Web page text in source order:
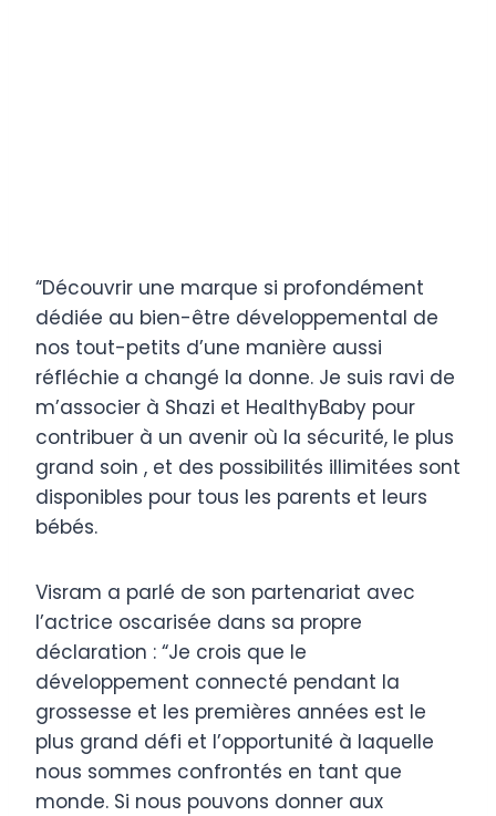
“Découvrir une marque si profondément
dédiée au bien-être développemental de
nos tout-petits d’une manière aussi
réfléchie a changé la donne. Je suis ravi de
m’associer à Shazi et HealthyBaby pour
contribuer à un avenir où la sécurité, le plus
grand soin , et des possibilités illimitées sont
disponibles pour tous les parents et leurs
bébés.
Visram a parlé de son partenariat avec
l’actrice oscarisée dans sa propre
déclaration : “Je crois que le
développement connecté pendant la
grossesse et les premières années est le
plus grand défi et l’opportunité à laquelle
nous sommes confrontés en tant que
monde. Si nous pouvons donner aux